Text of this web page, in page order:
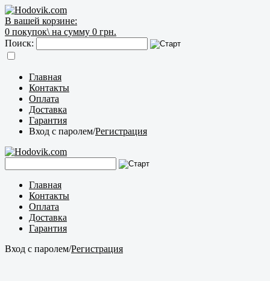
В вашей корзине:
0 покупок\ на сумму 0 грн.
Поиск:
Главная
Контакты
Оплата
Доставка
Гарантия
Вход с паролем/Регистрация
Главная
Контакты
Оплата
Доставка
Гарантия
Вход с паролем/Регистрация